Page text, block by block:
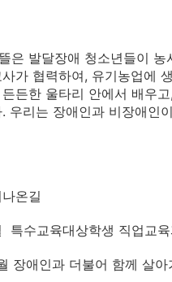
은 발달장애 청소년들이
가 협력하여, 유기농업에
든한 울타리 안에서 배우
우리는 장애인과 비장애인
온길
특수교육대상학생 직업교
장애인과 더불어 함께 살